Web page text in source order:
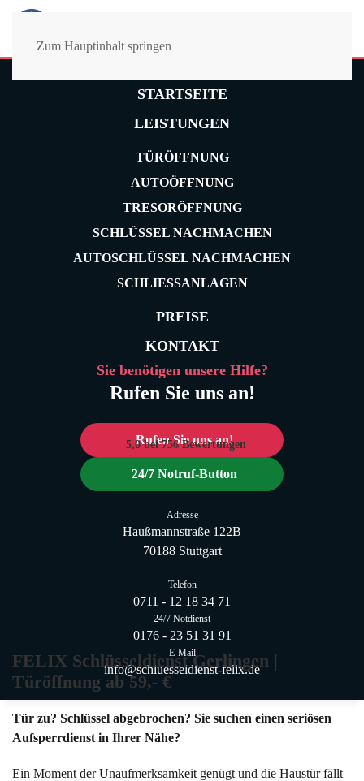
Zum Hauptinhalt springen
STARTSEITE
LEISTUNGEN
TÜRÖFFNUNG
AUTOÖFFNUNG
TRESORÖFFNUNG
SCHLÜSSEL NACHMACHEN
AUTOSCHLÜSSEL NACHMACHEN
SCHLIESSANLAGEN
PREISE
KONTAKT
Sie benötigen unsere Hilfe?
Rufen Sie uns an!
Rufen Sie uns an!
24/7 Notruf-Button
Adresse
Haußmannstraße 122B
70188 Stuttgart
Telefon
0711 - 12 18 34 71
24/7 Notdienst
0176 - 23 51 31 91
E-Mail
info@schluesseldienst-felix.de
5,0bei 756 Bewertungen
Rufen Sie uns an!
FELIX Schlüsseldienst Gerlingen |
Türöffnung ab 59,- €
Tür zu? Schlüssel abgebrochen? Sie suchen einen seriösen
Aufsperrdienst in Ihrer Nähe?
Ein Moment der Unaufmerksamkeit genügt und die Haustür fällt